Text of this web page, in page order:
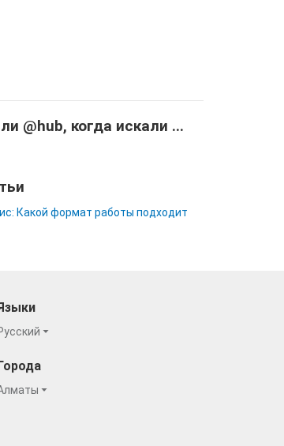
@hub, когда искали ...
Какой формат работы подходит